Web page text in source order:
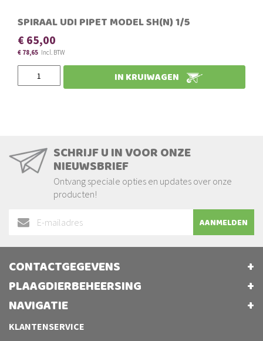
SPIRAAL UDI PIPET MODEL SH(N) 1/5
€ 78,65
€ 65,00
IN KRUIWAGEN
SCHRIJF U IN VOOR ONZE
NIEUWSBRIEF
Ontvang speciale opties en updates over onze
producten!
Abonneer
nieuwsbrief
AANMELDEN
CONTACTGEGEVENS
PLAAGDIERBEHEERSING
NAVIGATIE
KLANTENSERVICE